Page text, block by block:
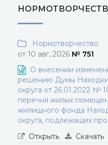
Нормотворчество
от 10 авг, 2026 № 751
О внесении
решению Думы
округа от 26.01.2022 №
перечня жилых
жилищного фонда
округа, подлежащих
Открыть
Скачать